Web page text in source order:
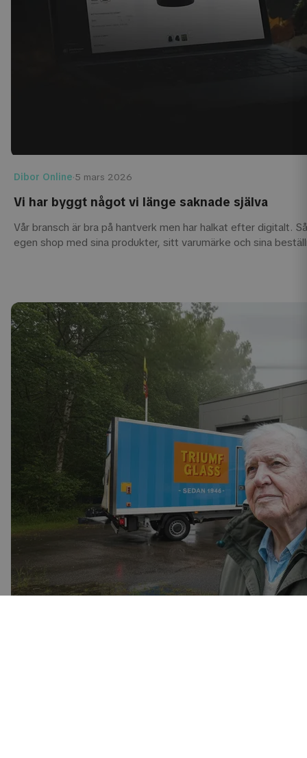
Dibor Online·5 mars 2026
Vi har byggt något vi länge saknade själva
Vår bransch är bra på hantverk men har halkat efter digitalt.
egen shop med sina produkter, sitt varumärke och sina